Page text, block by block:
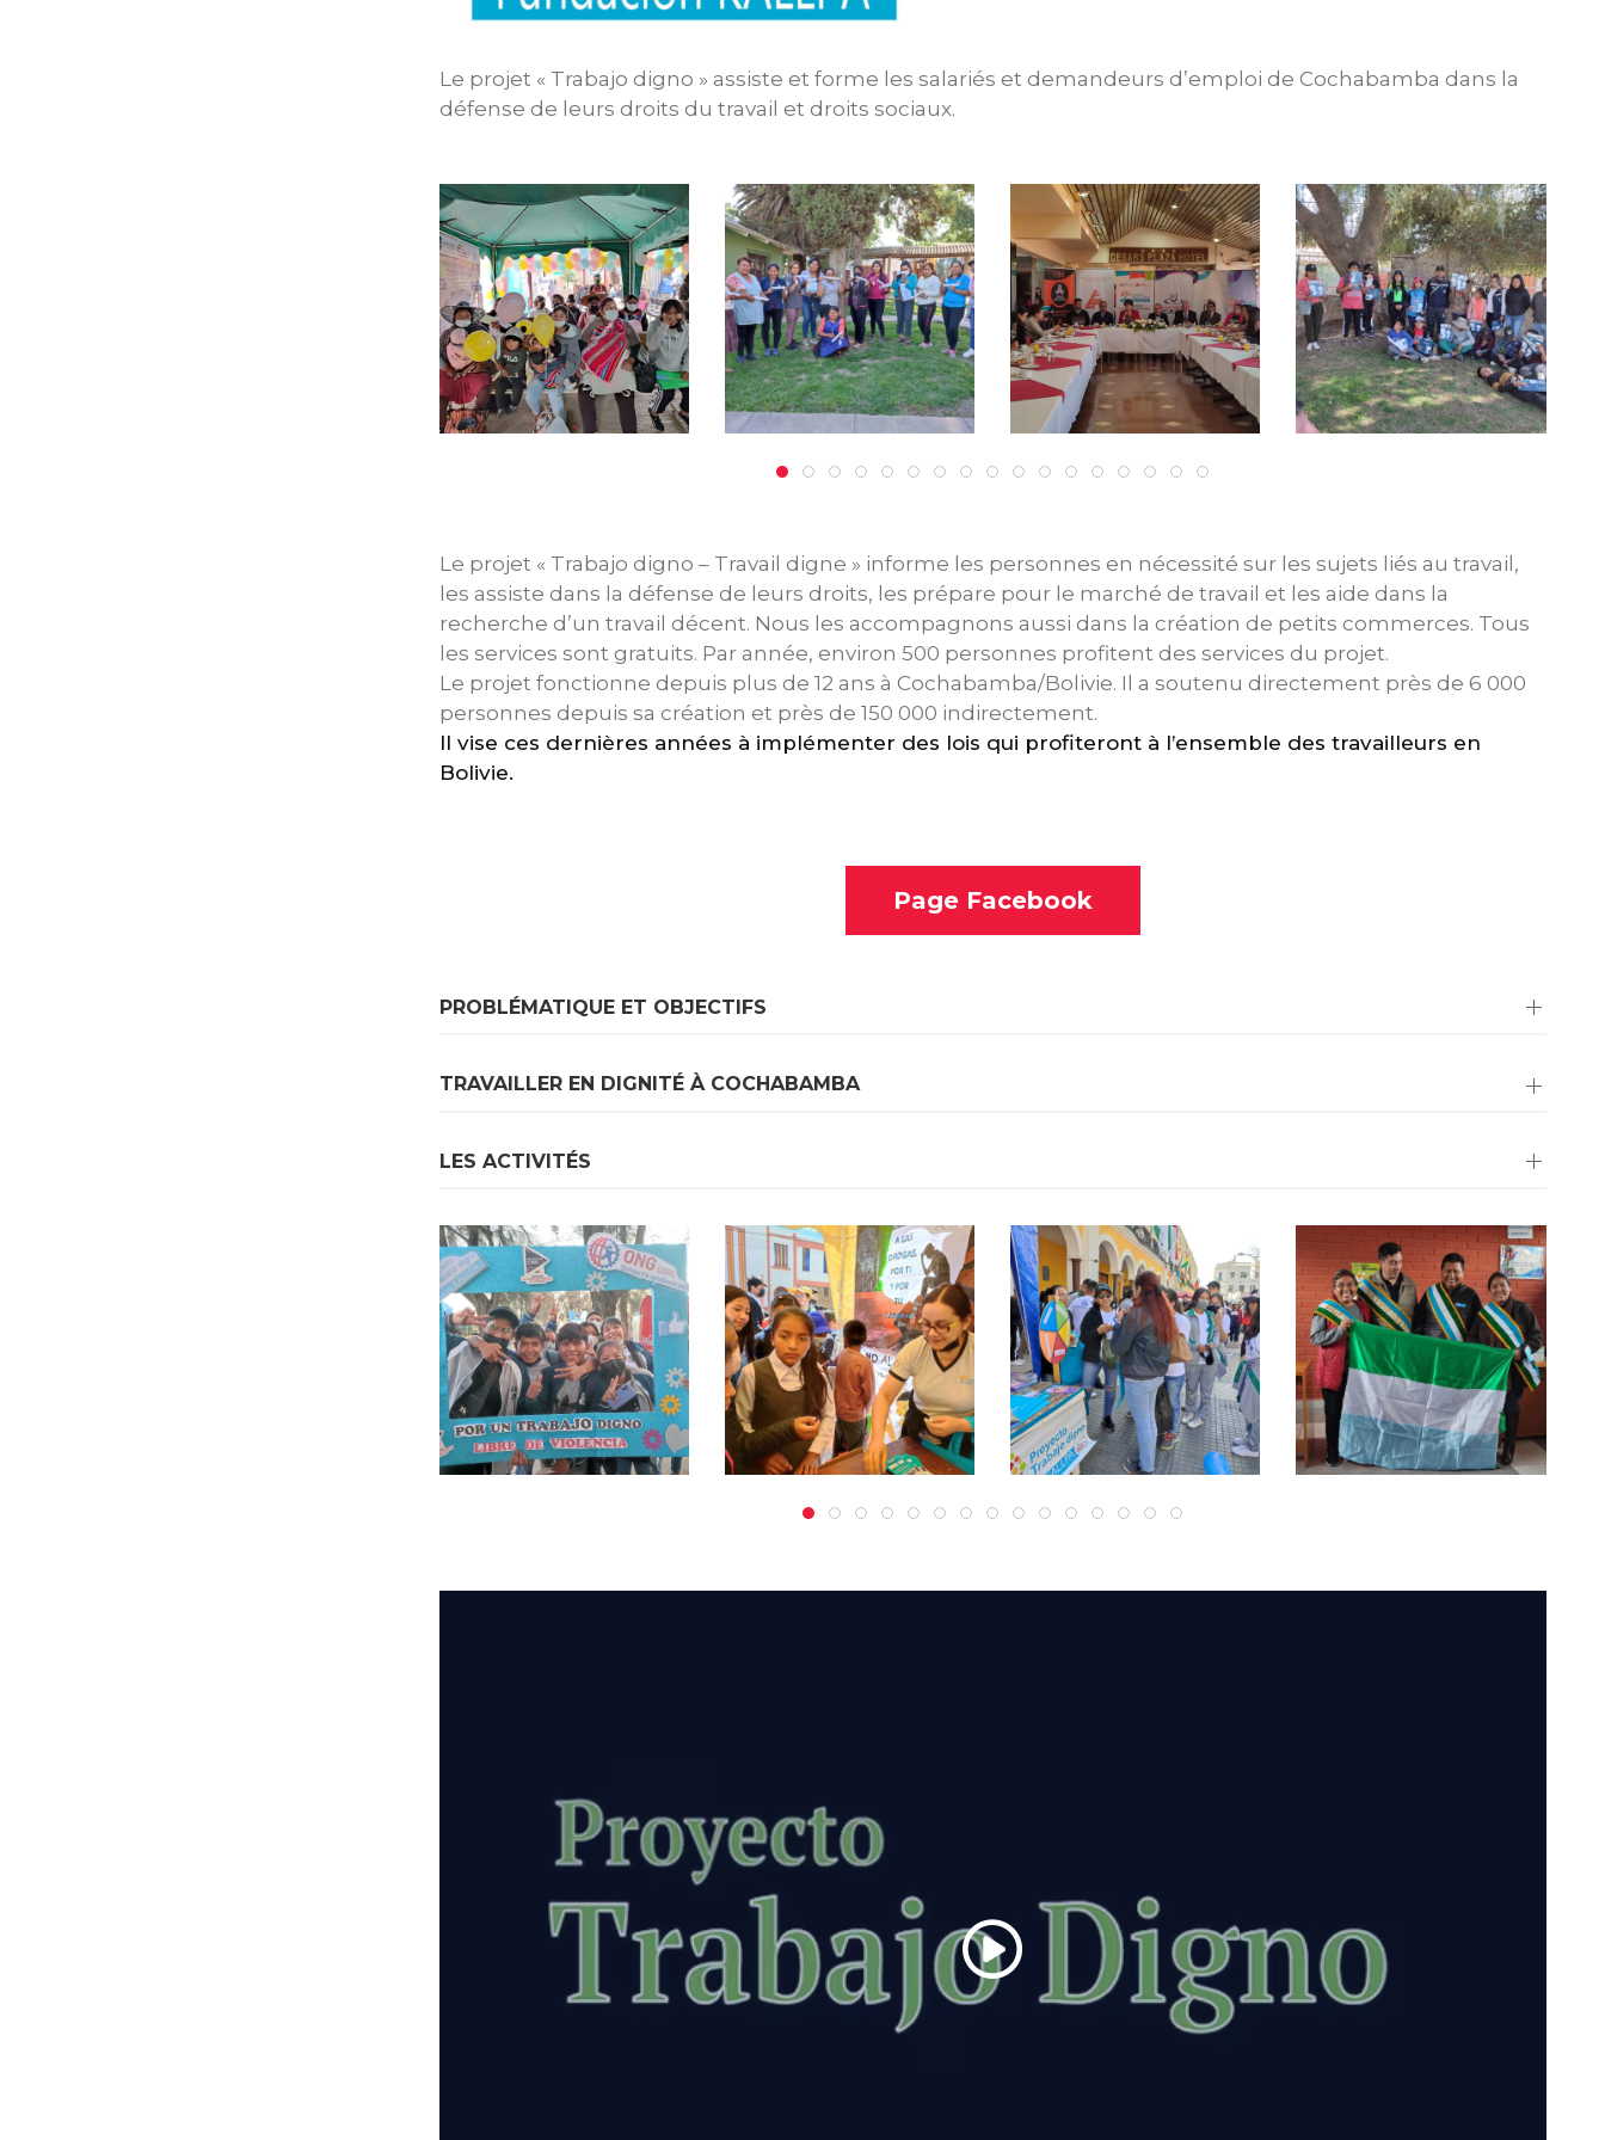
Le projet « Trabajo digno » assiste et forme les salariés et demandeurs d’emploi de Cochabamba dans la
défense de leurs droits du travail et droits sociaux.
Le projet « Trabajo digno – Travail digne » informe les personnes en nécessité sur les sujets liés au travail,
les assiste dans la défense de leurs droits, les prépare pour le marché de travail et les aide dans la
recherche d’un travail décent. Nous les accompagnons aussi dans la création de petits commerces. Tous
les services sont gratuits. Par année, environ 500 personnes profitent des services du projet.
Le projet fonctionne depuis plus de 12 ans à Cochabamba/Bolivie. Il a soutenu directement près de 6 000
personnes depuis sa création et près de 150 000 indirectement.
Il vise ces dernières années à implémenter des lois qui profiteront à l’ensemble des travailleurs en
Bolivie.
Page Facebook
PROBLÉMATIQUE ET OBJECTIFS
TRAVAILLER EN DIGNITÉ À COCHABAMBA
LES ACTIVITÉS